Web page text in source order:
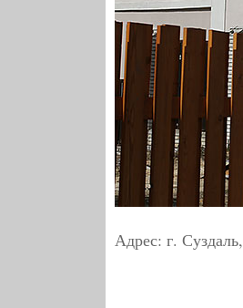
Адрес: г. Суздаль,